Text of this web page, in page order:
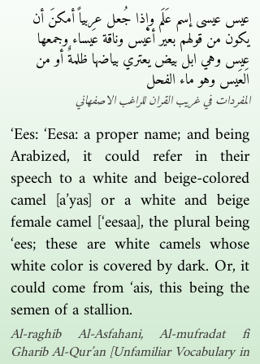
عيس عيسى إسم عَلَم وإذا جُعل عربياً أمكنَ أن
يكون من قولهم بعير أعْيس وناقة عَيساء وجمعها
عِيس وهي ابل بيض يعتري بياضها ظلمةٌ أو من
العَيس وهو ماء الفحل
المفردات في غريب القران للراغب الاصفهاني
‘Ees: ‘Eesa: a proper name; and being
Arabized, it could refer in their
speech to a white and beige-colored
camel [a’yas] or a white and beige
female camel [‘eesaa], the plural being
‘ees; these are white camels whose
white color is covered by dark. Or, it
could come from ‘ais, this being the
semen of a stallion.
Al-raghib Al-Asfahani, Al-mufradat fi
Gharib Al-Qur’an [Unfamiliar Vocabulary in